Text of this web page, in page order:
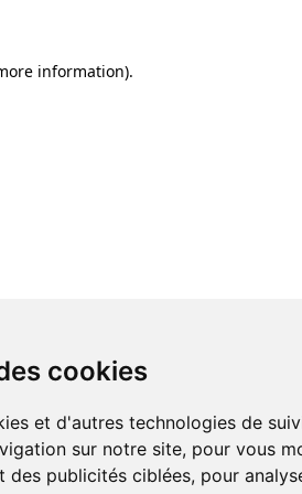
cookies
et d'autres technologies de
sur notre site, pour vous
des publicités ciblées, pour
information).